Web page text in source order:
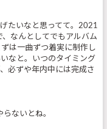
たいなと思ってて。2021
なんとしてでもアルバム
は一曲ずつ着実に制作し
なと。いつのタイミング
必ずや年内中には完成さ
ないとね。